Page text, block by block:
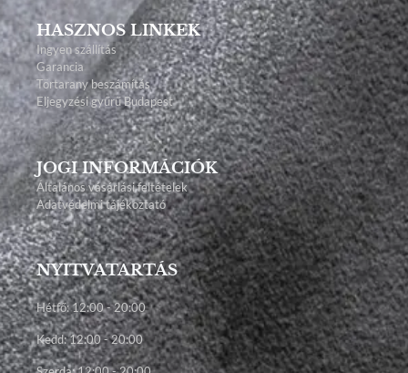
HASZNOS LINKEK
Ingyen szállítás
Garancia
Törtarany beszámítás
Eljegyzési gyűrű Budapest
JOGI INFORMÁCIÓK
Általános vásárlási feltételek
Adatvédelmi tájékoztató
NYITVATARTÁS
Hétfő: 12:00 - 20:00
Kedd: 12:00 - 20:00